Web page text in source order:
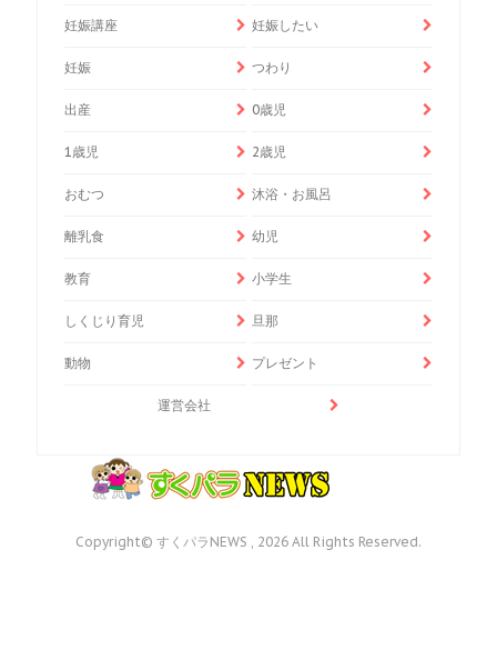
妊娠講座 妊娠したい
妊娠 つわり
出産 0歳児
1歳児 2歳児
おむつ 沐浴・お風呂
離乳食 幼児
教育 小学生
しくじり育児 旦那
動物 プレゼント
運営会社
Copyright© すくパラNEWS , 2026 All Rights Reserved.